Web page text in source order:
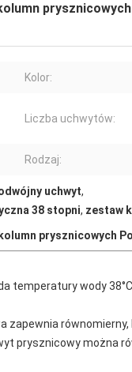
Kolor:
Liczba uchwytów:
Rodzaj:
uchwyt,
38 stopni, zestaw
prysznicowych
wody
zapewnia równomierny,
prysznicowy można